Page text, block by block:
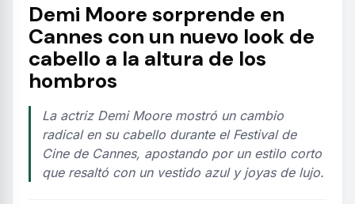
Demi Moore sorprende en
Cannes con un nuevo look de
cabello a la altura de los
hombros
La actriz Demi Moore mostró un cambio
radical en su cabello durante el Festival de
Cine de Cannes, apostando por un estilo corto
que resaltó con un vestido azul y joyas de lujo.